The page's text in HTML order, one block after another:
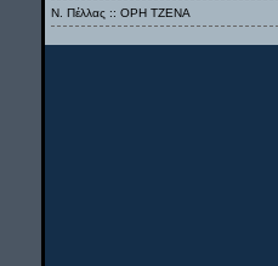
Ν. Πέλλας :: ΟΡΗ ΤΖΕΝΑ